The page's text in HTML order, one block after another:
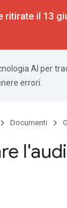
ritirate il 13
AI per
errori.
Documenti